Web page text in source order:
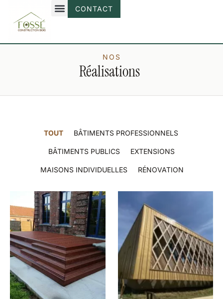
CONTACT
NOS
Réalisations
TOUT BÂTIMENTS PROFESSIONNELS
BÂTIMENTS PUBLICS EXTENSIONS
MAISONS INDIVIDUELLES RÉNOVATION